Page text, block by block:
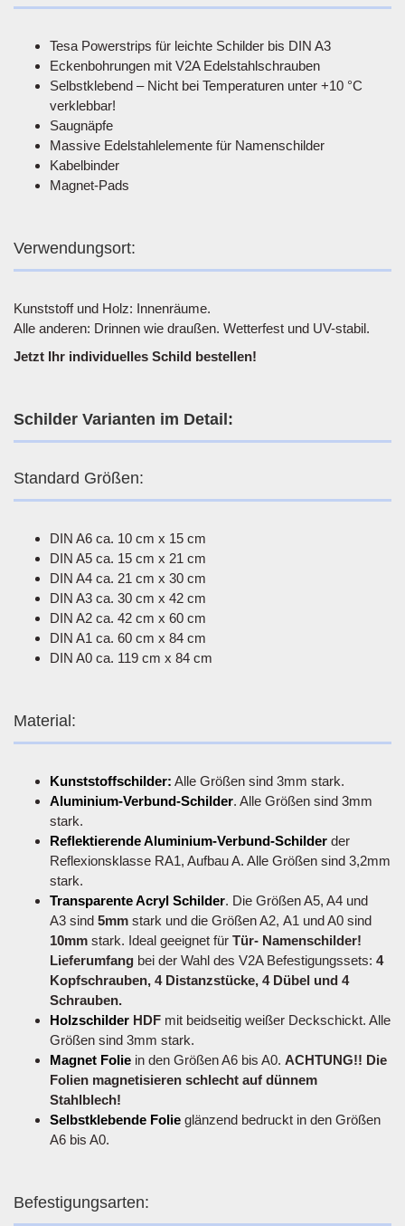
Tesa Powerstrips für leichte Schilder bis DIN A3
Eckenbohrungen mit V2A Edelstahlschrauben
Selbstklebend – Nicht bei Temperaturen unter +10 °C
verklebbar!
Saugnäpfe
Massive Edelstahlelemente für Namenschilder
Kabelbinder
Magnet-Pads
Verwendungsort:
Kunststoff und Holz: Innenräume.
Alle anderen: Drinnen wie draußen. Wetterfest und UV-stabil.
Jetzt Ihr individuelles Schild bestellen!
Schilder Varianten im Detail:
Standard Größen:
DIN A6 ca. 10 cm x 15 cm
DIN A5 ca. 15 cm x 21 cm
DIN A4 ca. 21 cm x 30 cm
DIN A3 ca. 30 cm x 42 cm
DIN A2 ca. 42 cm x 60 cm
DIN A1 ca. 60 cm x 84 cm
DIN A0 ca. 119 cm x 84 cm
Material:
Kunststoffschilder: Alle Größen sind 3mm stark.
Aluminium-Verbund-Schilder. Alle Größen sind 3mm
stark.
Reflektierende Aluminium-Verbund-Schilder der
Reflexionsklasse RA1, Aufbau A. Alle Größen sind 3,2mm
stark.
Transparente Acryl Schilder. Die Größen A5, A4 und
A3 sind 5mm stark und die Größen A2, A1 und A0 sind
10mm stark. Ideal geeignet für Tür- Namenschilder!
Lieferumfang bei der Wahl des V2A Befestigungssets: 4
Kopfschrauben, 4 Distanzstücke, 4 Dübel und 4
Schrauben.
Holzschilder HDF mit beidseitig weißer Deckschickt. Alle
Größen sind 3mm stark.
Magnet Folie in den Größen A6 bis A0. ACHTUNG!! Die
Folien magnetisieren schlecht auf dünnem
Stahlblech!
Selbstklebende Folie glänzend bedruckt in den Größen
A6 bis A0.
Befestigungsarten: